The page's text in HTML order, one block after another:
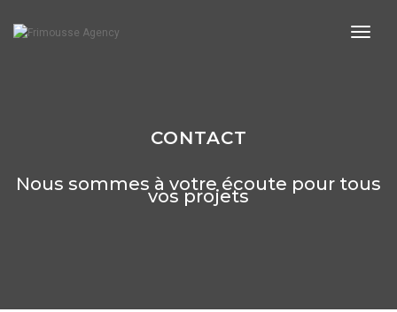
CONTACT
Nous sommes à votre écoute pour tous
vos projets